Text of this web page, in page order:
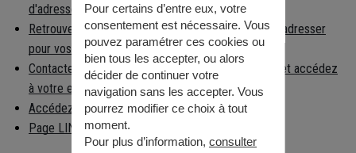
d'adresse
Retrouvez facilement la préfecture à laquelle vous adresser
pour vos démarches
Contactez la caisse nationale d'Assurance Maladie et accédez
à votre espace per…
Accédez aux informations règlementaires
Page LINKEDIN
Pour certains d’entre eux, votre
consentement est nécessaire. Vous
pouvez paramétrer ces cookies ou
bien tous les accepter, ou alors
décider de continuer votre
navigation sans les accepter. Vous
pourrez modifier ce choix à tout
moment.
Pour plus d’information, consulter